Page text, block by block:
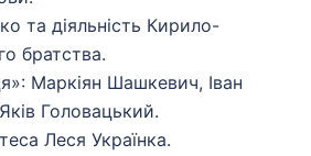
та діяльність Кирило-
братства.
Маркіян Шашкевич, Іван
Головацький.
Леся Українка.